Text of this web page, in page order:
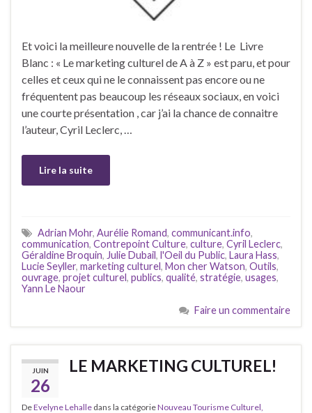
Et voici la meilleure nouvelle de la rentrée ! Le Livre
Blanc : « Le marketing culturel de A à Z » est paru, et pour
celles et ceux qui ne le connaissent pas encore ou ne
fréquentent pas beaucoup les réseaux sociaux, en voici
une courte présentation , car j’ai la chance de connaitre
l’auteur, Cyril Leclerc, …
Lire la suite
Adrian Mohr, Aurélie Romand, communicant.info,
communication, Contrepoint Culture, culture, Cyril Leclerc,
Géraldine Broquin, Julie Dubail, l'Oeil du Public, Laura Hass,
Lucie Seyller, marketing culturel, Mon cher Watson, Outils,
ouvrage, projet culturel, publics, qualité, stratégie, usages,
Yann Le Naour
Faire un commentaire
JUIN
26
LE MARKETING CULTUREL!
DeEvelyne Lehalle dans la catégorieNouveau Tourisme Culturel,